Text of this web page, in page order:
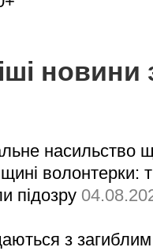
новини
насильство
волонтерки:
підозру
з загиблим